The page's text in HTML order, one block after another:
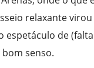
relaxante
espetáculo de
senso.